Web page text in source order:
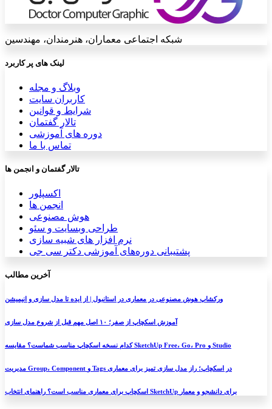
شبکه اجتماعی معماران، هنرمندان، مهندسین
لینک های پر کاربرد
وبلاگ و مجله
کاربران سایت
شرایط و قوانین
تالار گفتمان
دوره های آموزشی
تماس با ما
تالار گفتمان و انجمن ها
اکسپلور
انجمن ها
هوش مصنوعی
طراحی وبسایت و سئو
نرم افزار های شبیه سازی
پشتیبانی دوره‌های آموزشی دکتر سی جی
آخرین مطالب
ورکشاپ هوش مصنوعی در معماری در استانبول | از ایده تا مدل سازی و انیمیشن
آموزش اسکچاپ از صفر؛ ۱۰ اصل مهم قبل از شروع مدل سازی
کدام نسخه اسکچاپ مناسب شماست؟ مقایسه SketchUp Free، Go، Pro و Studio
مدیریت Group، Component و Tags در اسکچاپ؛ راز مدل سازی تمیز برای معماری
اسکچاپ برای معماری مناسب است؟ راهنمای انتخاب SketchUp برای دانشجو و معمار